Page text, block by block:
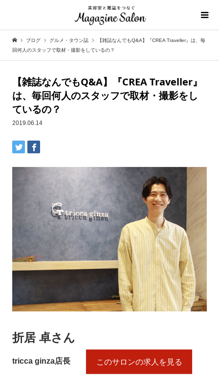
ブログ グルメ・タウン誌
【雑誌なんでもQ&A】『CREA Traveller』は、毎
回何人のスタッフで取材・撮影をしているの？
【雑誌なんでもQ&A】『CREA Traveller』
は、 毎回何人のスタッフで取材・撮影をし
ているの？
2019.06.14
折居 卓さん
tricca ginza店長 このサロンの求人を見る